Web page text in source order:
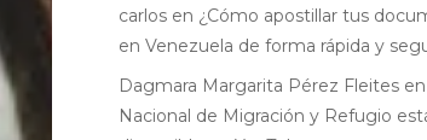
carlosen ¿Cómo apostillar tus
en Venezuela de forma rápida y
Dagmara Margarita Pérez Fleitesen
Nacional de Migración y Refugio